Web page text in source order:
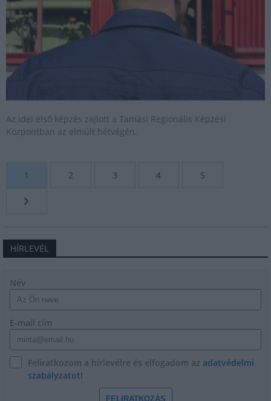
Az idei első képzés zajlott a Tamási Regionális Képzési
Központban az elmúlt hétvégén.
1 2 3 4 5
HÍRLEVÉL
Név
E-mail cím
Feliratkozom a hírlevélre és elfogadom az adatvédelmi
szabályzatot!
FELIRATKOZÁS